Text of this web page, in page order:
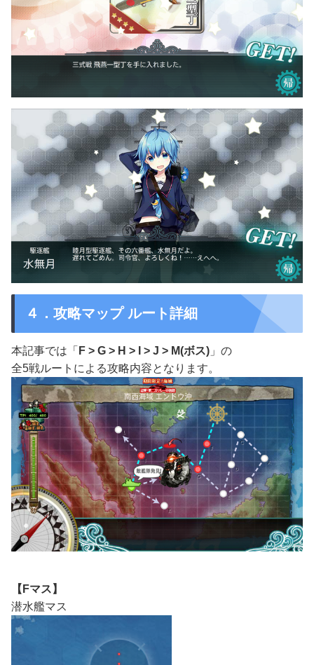
４．攻略マップ ルート詳細
本記事では「 F > G > H > I > J > M(ボス) 」の
全5戦ルートによる攻略内容となります。
【Fマス】
潜水艦マス